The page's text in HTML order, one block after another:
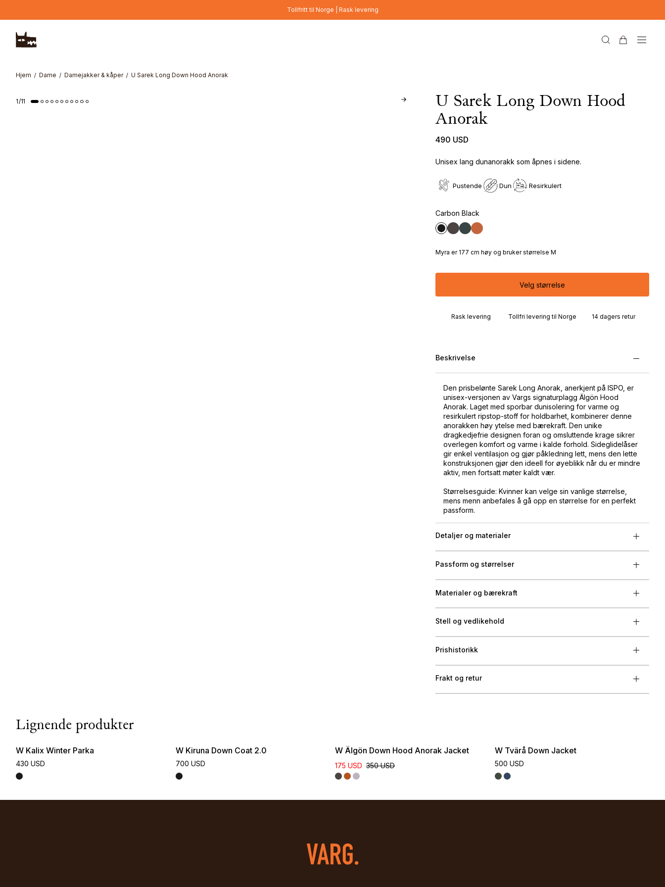
Tollfritt til Norge | Rask levering
Hjem Dame Damejakker & kåper U Sarek Long Down Hood Anorak
1/11
U Sarek Long Down Hood
Anorak
490 USD
Unisex lang dunanorakk som åpnes i sidene.
Pustende Dun Resirkulert
Carbon Black
Myra er 177 cm høy og bruker størrelse M
Velg størrelse
Rask levering Tollfri levering til Norge 14 dagers retur
Beskrivelse
Den prisbelønte Sarek Long Anorak, anerkjent på ISPO, er
unisex-versjonen av Vargs signaturplagg Älgön Hood
Anorak. Laget med sporbar dunisolering for varme og
resirkulert ripstop-stoff for holdbarhet, kombinerer denne
anorakken høy ytelse med bærekraft. Den unike
dragkedjefrie designen foran og omsluttende krage sikrer
overlegen komfort og varme i kalde forhold. Sideglidelåser
gir enkel ventilasjon og gjør påkledning lett, mens den lette
konstruksjonen gjør den ideell for øyeblikk når du er mindre
aktiv, men fortsatt møter kaldt vær.
Størrelsesguide: Kvinner kan velge sin vanlige størrelse,
mens menn anbefales å gå opp en størrelse for en perfekt
passform.
Detaljer og materialer
Passform og størrelser
Materialer og bærekraft
Stell og vedlikehold
Prishistorikk
Frakt og retur
Lignende produkter
W Kalix Winter Parka
430 USD
W Kiruna Down Coat 2.0
700 USD
W Älgön Down Hood Anorak Jacket
175 USD 350 USD
W Tvärå Down Jacket
500 USD